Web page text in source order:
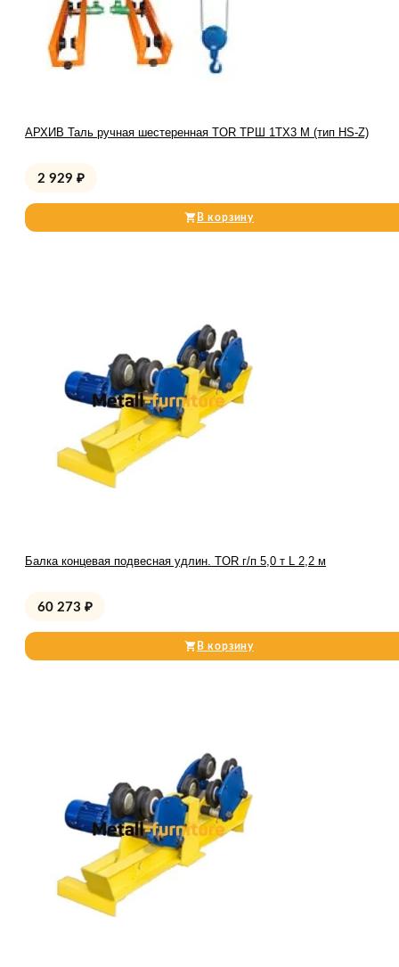
АРХИВ Таль ручная шестеренная TOR ТРШ 1ТХ3 М (тип HS-Z)
2 929 ₽
В корзину
Балка концевая подвесная удлин. TOR г/п 5,0 т L 2,2 м
60 273 ₽
В корзину